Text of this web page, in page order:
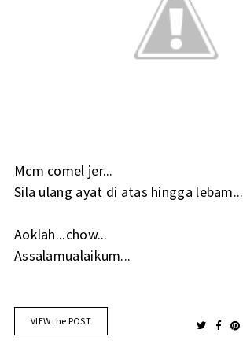
Mcm comel jer...
Sila ulang ayat di atas hingga lebam...
Aoklah...chow...
Assalamualaikum...
VIEW the POST